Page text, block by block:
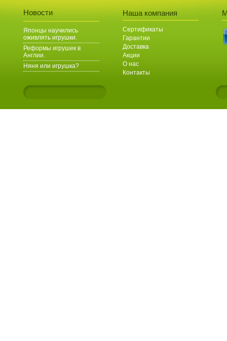
Новости
Японцы научились
оживлять игрушки.
Реформы игрушек в
Англии.
Няня или игрушка?
Наша компания
Сертификаты
Гарантии
Доставка
Акции
О нас
Контакты